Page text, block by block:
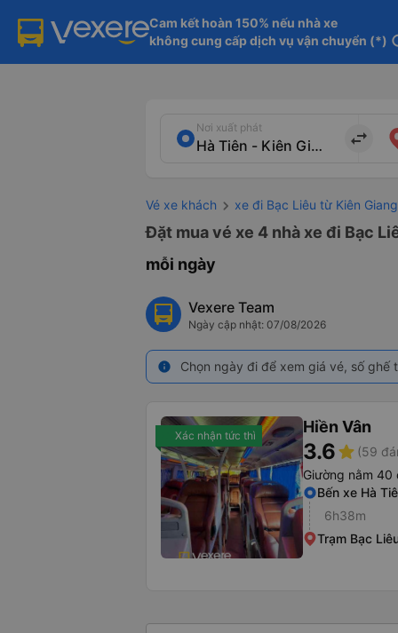
Cam kết hoàn 150% nếu nhà xe
không cung cấp dịch vụ vận chuyển (*)
Nơi xuất phát
import_export
Vé xe khách xe đi Bạc Liêu từ Kiên Giang
Đặt mua vé xe 4 nhà xe đi Bạc
mỗi ngày
Vexere Team
Ngày cập nhật: 07/08/2026
info Chọn ngày đi để xem giá vé, số
Xác nhận tức thì Hiền Vân
3.6star (59
Giường nằm 40
Bến xe Hà
6h38m
Trạm Bạc